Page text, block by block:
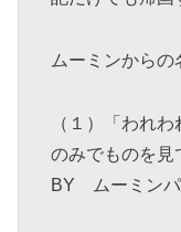
ムーミンからの
（１）「われ
のみでものを
BY ムーミンパ